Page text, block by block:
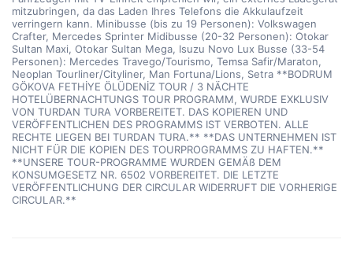
mitzubringen, da das Laden Ihres Telefons die Akkulaufzeit
verringern kann. Minibusse (bis zu 19 Personen): Volkswagen
Crafter, Mercedes Sprinter Midibusse (20-32 Personen): Otokar
Sultan Maxi, Otokar Sultan Mega, Isuzu Novo Lux Busse (33-54
Personen): Mercedes Travego/Tourismo, Temsa Safir/Maraton,
Neoplan Tourliner/Cityliner, Man Fortuna/Lions, Setra **BODRUM
GÖKOVA FETHİYE ÖLÜDENİZ TOUR / 3 NÄCHTE
HOTELÜBERNACHTUNGS TOUR PROGRAMM, WURDE EXKLUSIV
VON TURDAN TURA VORBEREITET. DAS KOPIEREN UND
VERÖFFENTLICHEN DES PROGRAMMS IST VERBOTEN. ALLE
RECHTE LIEGEN BEI TURDAN TURA.** **DAS UNTERNEHMEN IST
NICHT FÜR DIE KOPIEN DES TOURPROGRAMMS ZU HAFTEN.**
**UNSERE TOUR-PROGRAMME WURDEN GEMÄß DEM
KONSUMGESETZ NR. 6502 VORBEREITET. DIE LETZTE
VERÖFFENTLICHUNG DER CIRCULAR WIDERRUFT DIE VORHERIGE
CIRCULAR.**